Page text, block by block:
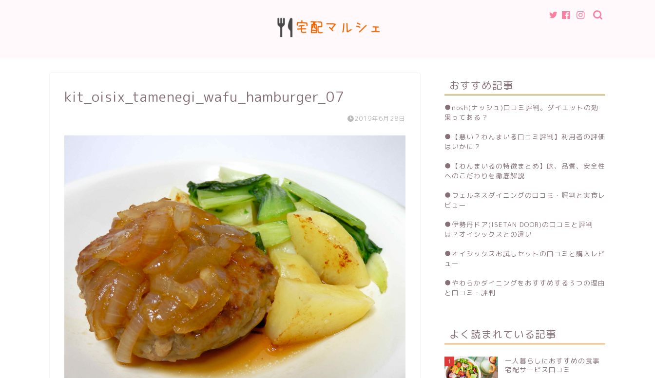
kit_oisix_tamenegi_wafu_hamburger_07
2019年6月28日
おすすめ記事
● nosh(ナッシュ)口コミ評判。ダイエットの効
果ってある？
● 【悪い？わんまいる口コミ評判】利用者の評価
はいかに？
● 【わんまいるの特徴まとめ】味、品質、安全性
へのこだわりを徹底解説
● ウェルネスダイニングの口コミ・評判と実食レ
ビュー
●伊勢丹ドア(ISETAN DOOR)の口コミと評判
は？オイシックスとの違い
● オイシックスお試しセットの口コミと購入レビ
ュー
● やわらかダイニングをおすすめする３つの理由
と口コミ・評判
よく読まれている記事
1
一人暮らしにおすすめの食事
宅配サービス口コミ